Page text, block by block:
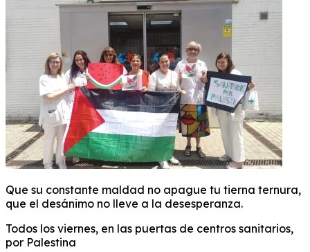
Que su constante maldad no apague tu tierna ternura,
que el desánimo no lleve a la desesperanza.
Todos los viernes, en las puertas de centros sanitarios,
por Palestina